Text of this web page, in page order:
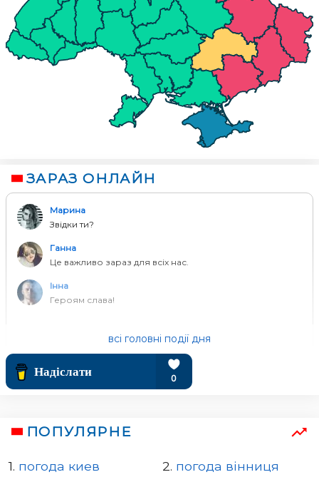
ЗАРАЗ ОНЛАЙН
Марина
Звідки ти?
Ганна
Це важливо зараз для всіх нас.
Інна
Героям слава!
всі головні події дня
ПОПУЛЯРНЕ
1. погода киев 2. погода вінниця